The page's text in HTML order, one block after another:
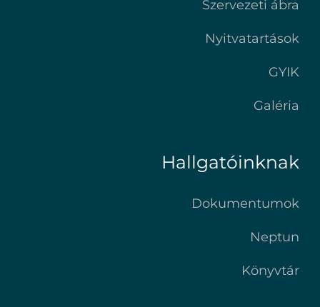
Szervezeti ábra
Nyitvatartások
GYIK
Galéria
Hallgatóinknak
Dokumentumok
Neptun
Könyvtár